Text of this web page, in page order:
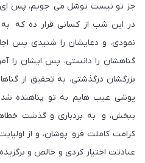
جز تو نيست توسّل مى جويم، پس اى
در اين شب از كسانى قرار ده كه
نمودى، و دعايشان را شنيدى پس
گناهشان را دانستى، پس ايشان را
بزرگشان درگذشتى، به تحقيق از
پوشى عيب هايم به تو پناهنده
ببخش، و به بردبارى و گذشت
كرامت كاملت فرو پوشان، و از
عبادتت اختيار كردی و خالص و